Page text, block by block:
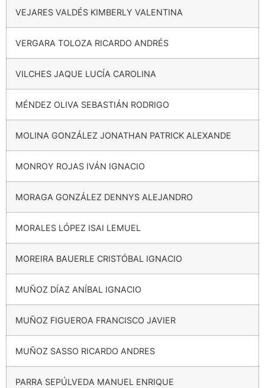
VEJARES VALDÉS KIMBERLY VALENTINA
VERGARA TOLOZA RICARDO ANDRÉS
VILCHES JAQUE LUCÍA CAROLINA
MÉNDEZ OLIVA SEBASTIÁN RODRIGO
MOLINA GONZÁLEZ JONATHAN PATRICK ALEXANDE
MONROY ROJAS IVÁN IGNACIO
MORAGA GONZÁLEZ DENNYS ALEJANDRO
MORALES LÓPEZ ISAI LEMUEL
MOREIRA BAUERLE CRISTÓBAL IGNACIO
MUÑOZ DÍAZ ANÍBAL IGNACIO
MUÑOZ FIGUEROA FRANCISCO JAVIER
MUÑOZ SASSO RICARDO ANDRES
PARRA SEPÚLVEDA MANUEL ENRIQUE